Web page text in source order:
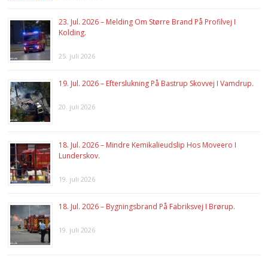
23. Jul. 2026 – Melding Om Større Brand På Profilvej I
Kolding.
25. juli 2026
19. Jul. 2026 – Efterslukning På Bastrup Skovvej I Vamdrup.
20. juli 2026
18. Jul. 2026 – Mindre Kemikalieudslip Hos Moveero I
Lunderskov.
19. juli 2026
18. Jul. 2026 – Bygningsbrand På Fabriksvej I Brørup.
19. juli 2026